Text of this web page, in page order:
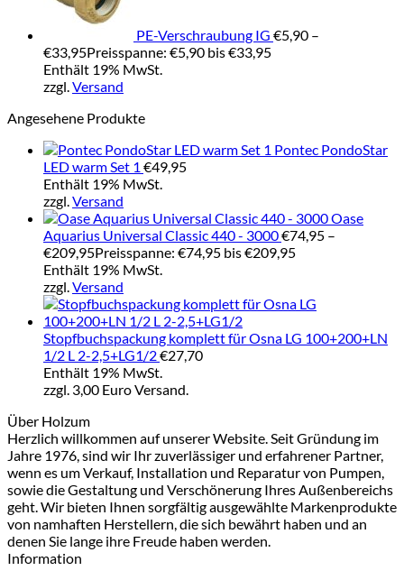
PE-Verschraubung IG €5,90 –
€33,95Preisspanne: €5,90 bis €33,95
Enthält 19% MwSt.
zzgl.Versand
Angesehene Produkte
Pontec PondoStar
LED warm Set 1 €49,95
Enthält 19% MwSt.
zzgl.Versand
Oase
Aquarius Universal Classic 440 - 3000€74,95 –
€209,95Preisspanne: €74,95 bis €209,95
Enthält 19% MwSt.
zzgl.Versand
Stopfbuchspackung komplett für Osna LG 100+200+LN
1/2 L 2-2,5+LG1/2€27,70
Enthält 19% MwSt.
zzgl. 3,00 Euro Versand.
Über Holzum
Herzlich willkommen auf unserer Website. Seit Gründung im
Jahre 1976, sind wir Ihr zuverlässiger und erfahrener Partner,
wenn es um Verkauf, Installation und Reparatur von Pumpen,
sowie die Gestaltung und Verschönerung Ihres Außenbereichs
geht. Wir bieten Ihnen sorgfältig ausgewählte Markenprodukte
von namhaften Herstellern, die sich bewährt haben und an
denen Sie lange ihre Freude haben werden.
Information